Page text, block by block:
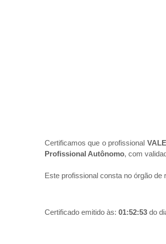
Certificamos que o profissional
Profissional Autônomo, com
Este profissional consta no órgão de
Certificado emitido às: 01:52:53 do